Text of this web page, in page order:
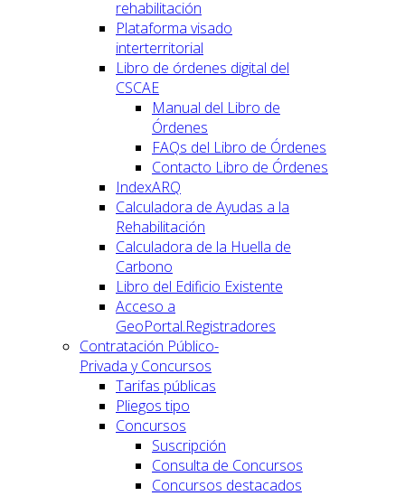
rehabilitación
Plataforma visado
interterritorial
Libro de órdenes digital del
CSCAE
Manual del Libro de
Órdenes
FAQs del Libro de Órdenes
Contacto Libro de Órdenes
IndexARQ
Calculadora de Ayudas a la
Rehabilitación
Calculadora de la Huella de
Carbono
Libro del Edificio Existente
Acceso a
GeoPortal.Registradores
Contratación Público-
Privada y Concursos
Tarifas públicas
Pliegos tipo
Concursos
Suscripción
Consulta de Concursos
Concursos destacados